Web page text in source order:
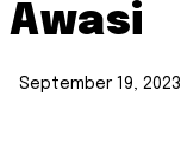
Awasi
September 19, 2023